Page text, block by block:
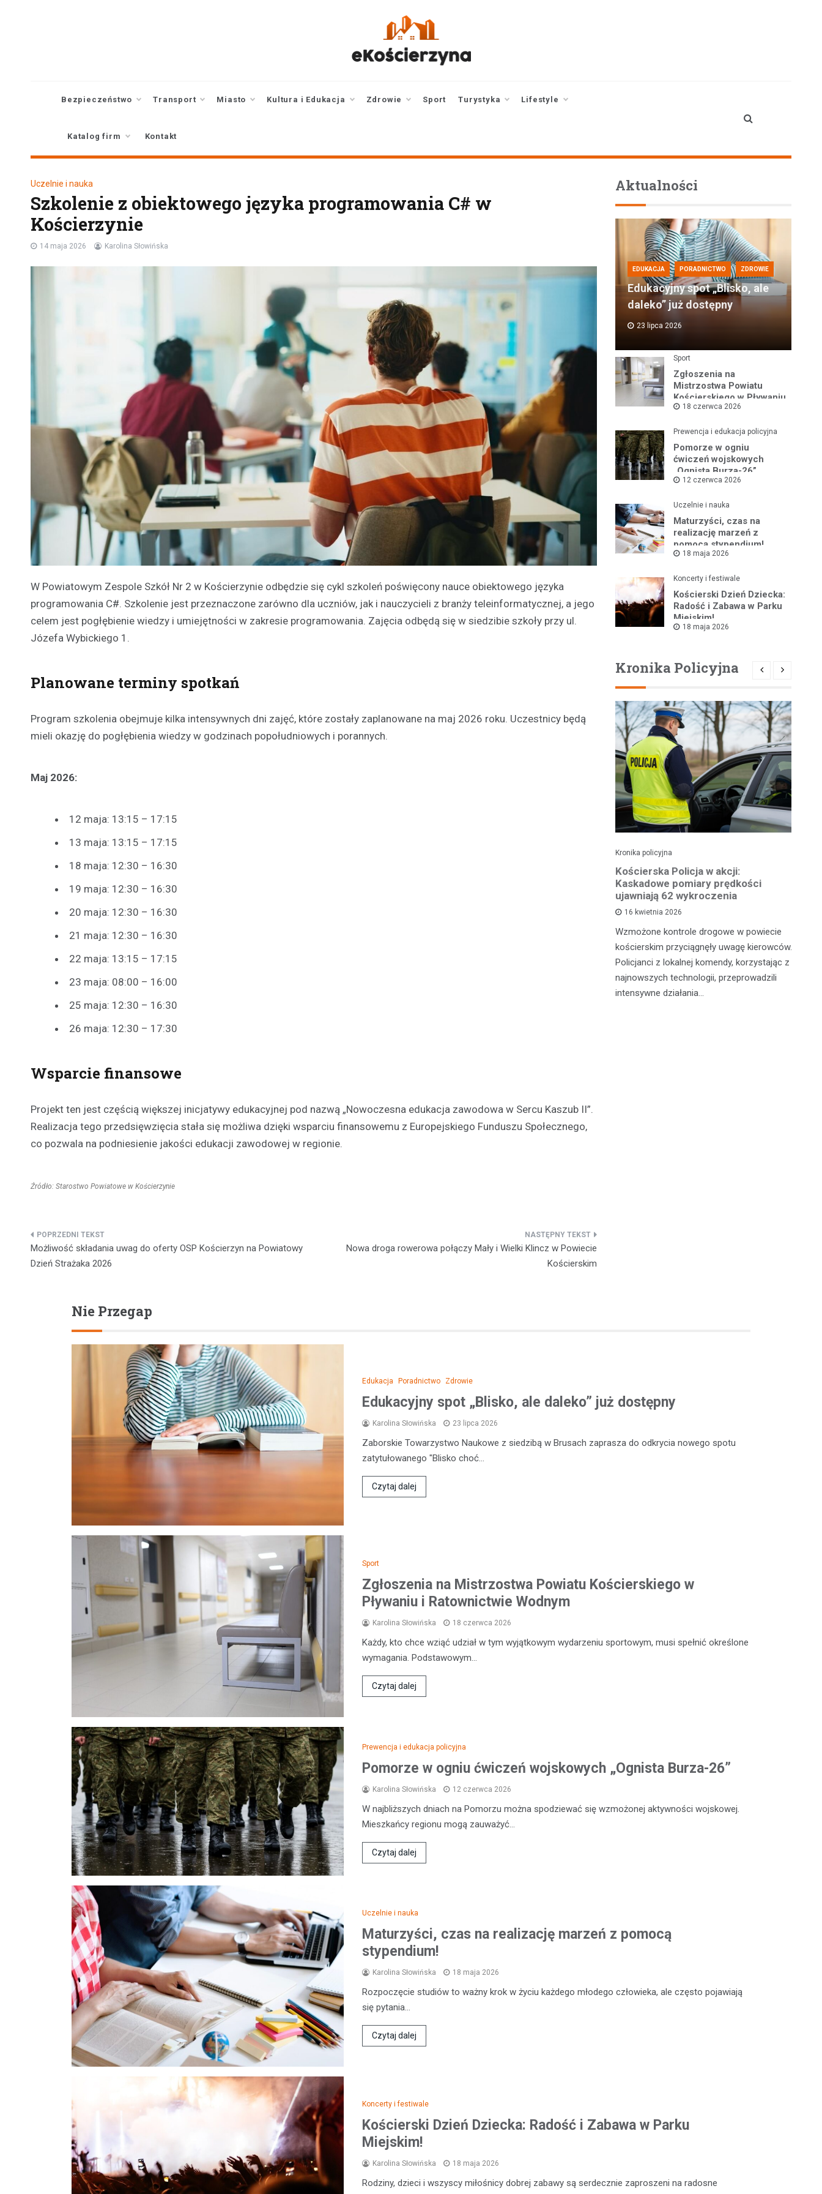
Bezpieczeństwo Transport Miasto Kultura i Edukacja Zdrowie Sport Turystyka Lifestyle
Katalog firm Kontakt
Uczelnie i nauka
Szkolenie z obiektowego języka programowania C# w
Kościerzynie
14 maja 2026 Karolina Słowińska
W Powiatowym Zespole Szkół Nr 2 w Kościerzynie odbędzie się cykl szkoleń poświęcony nauce obiektowego języka
programowania C#. Szkolenie jest przeznaczone zarówno dla uczniów, jak i nauczycieli z branży teleinformatycznej, a jego
celem jest pogłębienie wiedzy i umiejętności w zakresie programowania. Zajęcia odbędą się w siedzibie szkoły przy ul.
Józefa Wybickiego 1.
Planowane terminy spotkań
Program szkolenia obejmuje kilka intensywnych dni zajęć, które zostały zaplanowane na maj 2026 roku. Uczestnicy będą
mieli okazję do pogłębienia wiedzy w godzinach popołudniowych i porannych.
Maj 2026:
12 maja: 13:15 – 17:15
13 maja: 13:15 – 17:15
18 maja: 12:30 – 16:30
19 maja: 12:30 – 16:30
20 maja: 12:30 – 16:30
21 maja: 12:30 – 16:30
22 maja: 13:15 – 17:15
23 maja: 08:00 – 16:00
25 maja: 12:30 – 16:30
26 maja: 12:30 – 17:30
Wsparcie finansowe
Projekt ten jest częścią większej inicjatywy edukacyjnej pod nazwą „Nowoczesna edukacja zawodowa w Sercu Kaszub II”.
Realizacja tego przedsięwzięcia stała się możliwa dzięki wsparciu finansowemu z Europejskiego Funduszu Społecznego,
co pozwala na podniesienie jakości edukacji zawodowej w regionie.
Źródło: Starostwo Powiatowe w Kościerzynie
Nawigacja
wpisu
Możliwość składania uwag do oferty OSP Kościerzyn na Powiatowy
Dzień Strażaka 2026
Nowa droga rowerowa połączy Mały i Wielki Klincz w Powiecie
Kościerskim
Aktualności
EDUKACJA PORADNICTWO ZDROWIE
Edukacyjny spot „Blisko, ale
daleko” już dostępny
23 lipca 2026
Sport
Zgłoszenia na
Mistrzostwa Powiatu
Kościerskiego w Pływaniu
i Ratownictwie Wodnym
18 czerwca 2026
Prewencja i edukacja policyjna
Pomorze w ogniu
ćwiczeń wojskowych
„Ognista Burza-26”
12 czerwca 2026
Uczelnie i nauka
Maturzyści, czas na
realizację marzeń z
pomocą stypendium!
18 maja 2026
Koncerty i festiwale
Kościerski Dzień Dziecka:
Radość i Zabawa w Parku
Miejskim!
18 maja 2026
Kronika Policyjna
Kronika policyjna
Kościerska Policja w akcji:
Kaskadowe pomiary prędkości
ujawniają 62 wykroczenia
16 kwietnia 2026
Wzmożone kontrole drogowe w powiecie
kościerskim przyciągnęły uwagę kierowców.
Policjanci z lokalnej komendy, korzystając z
najnowszych technologii, przeprowadzili
intensywne działania…
Nie Przegap
Edukacja Poradnictwo Zdrowie
Edukacyjny spot „Blisko, ale daleko” już dostępny
Karolina Słowińska 23 lipca 2026
Zaborskie Towarzystwo Naukowe z siedzibą w Brusach zaprasza do odkrycia nowego spotu
zatytułowanego "Blisko choć…
Czytaj dalej
Sport
Zgłoszenia na Mistrzostwa Powiatu Kościerskiego w
Pływaniu i Ratownictwie Wodnym
Karolina Słowińska 18 czerwca 2026
Każdy, kto chce wziąć udział w tym wyjątkowym wydarzeniu sportowym, musi spełnić określone
wymagania. Podstawowym…
Czytaj dalej
Prewencja i edukacja policyjna
Pomorze w ogniu ćwiczeń wojskowych „Ognista Burza-26”
Karolina Słowińska 12 czerwca 2026
W najbliższych dniach na Pomorzu można spodziewać się wzmożonej aktywności wojskowej.
Mieszkańcy regionu mogą zauważyć…
Czytaj dalej
Uczelnie i nauka
Maturzyści, czas na realizację marzeń z pomocą
stypendium!
Karolina Słowińska 18 maja 2026
Rozpoczęcie studiów to ważny krok w życiu każdego młodego człowieka, ale często pojawiają
się pytania…
Czytaj dalej
Koncerty i festiwale
Kościerski Dzień Dziecka: Radość i Zabawa w Parku
Miejskim!
Karolina Słowińska 18 maja 2026
Rodziny, dzieci i wszyscy miłośnicy dobrej zabawy są serdecznie zaproszeni na radosne